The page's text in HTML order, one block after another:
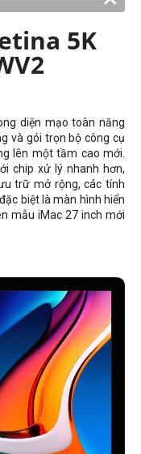
5K
diện mạo toàn năng
và gói trọn bộ công cụ
lên một tầm cao mới.
chip xử lý nhanh hơn,
trữ mở rộng, các tính
biệt là màn hình hiển
mẫu iMac 27 inch mới